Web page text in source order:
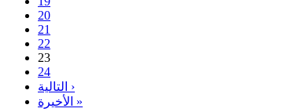
20
21
22
23
24
التالية ›
الأخيرة »